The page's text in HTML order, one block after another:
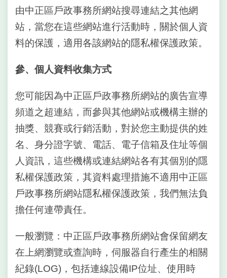
網
網
相
連
站
覽
首
頁
English
常
見
問
陳
系
由中正區戶政事務所網站搜尋連結之其他網
站，當您在這些網站進行活動時，關於個人資
料的保護，適用各該網站的隱私權保護政策。
參、個人資料收集方式
您可能因為中正區戶政事務所網站的廣告宣導
頻道之超連結，而參與其他網站或機構主辦的
抽獎、競賽或行銷活動，對於您主動提供的姓
名、身分證字號、電話、電子信箱及住址等個
人資訊，這些機構或連結網站各有其個別的隱
私權保護政策，其資料處理措施不適用中正區
戶政事務所網站隱私權保護政策，我們無法負
擔任何連帶責任。
一般瀏覽：中正區戶政事務所網站會保留網友
在上網瀏覽或查詢時，伺服器自行產生的相關
紀錄(LOG)，包括連線設備IP位址、使用時